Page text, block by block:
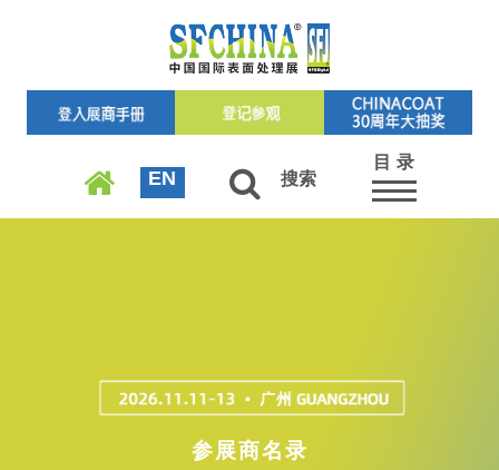
EN 搜索
目 录
参展商名录